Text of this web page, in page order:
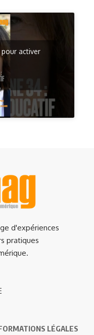
pour activer
d'expériences
pratiques
LÉGALES